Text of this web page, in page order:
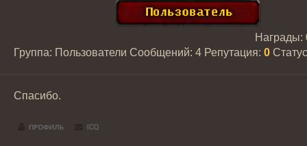
Группа: Пользователи Сообщений: 4
Награды:
Репутация: 0
Спасибо.